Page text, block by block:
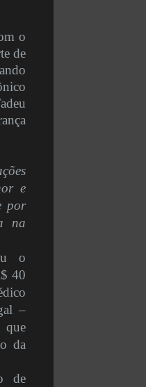
o
de
e
por
na
o
40
–
que
da
de